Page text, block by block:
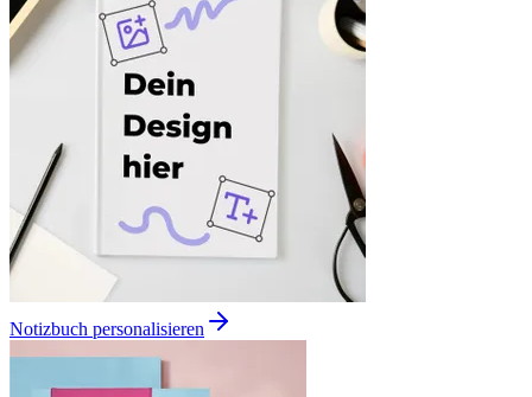
Notizbuch personalisieren